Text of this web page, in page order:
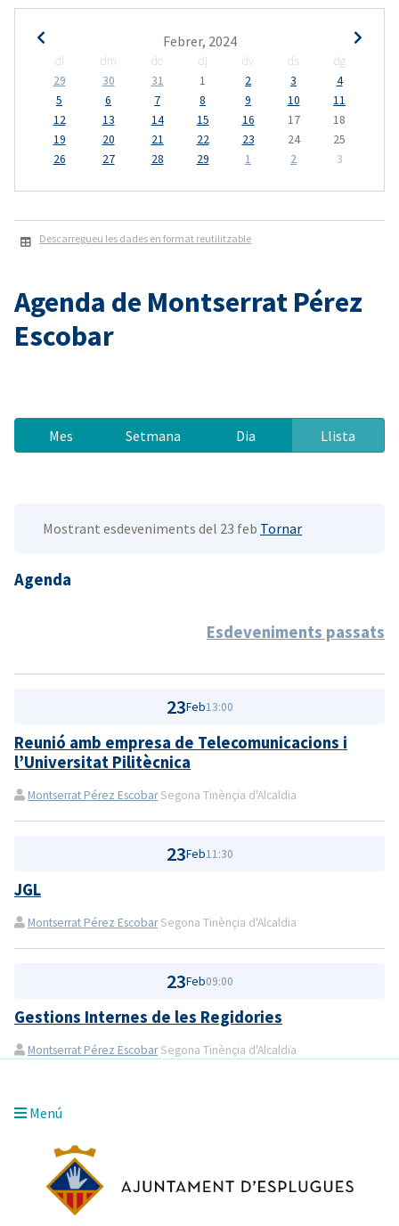
Febrer, 2024
dl dm dc dj dv ds
dg
29
30 31 1 2 3
4
5
6 7 8 9 10
11
12
13 14 15 16 17
18
19
20 21 22 23 24
25
26
27 28 29 1 2 3
Descarregueu les dades en format reutilitzable
Agenda de Montserrat Pérez
Escobar
Mes Setmana Dia Llista
Mostrant esdeveniments del 23 feb Tornar
Agenda
Esdeveniments passats
23Feb13:00
Reunió amb empresa de Telecomunicacions i
l’Universitat Pilitècnica
Montserrat Pérez EscobarSegona Tinènçia d'Alcaldia
23Feb11:30
JGL
Montserrat Pérez EscobarSegona Tinènçia d'Alcaldia
23Feb09:00
Gestions Internes de les Regidories
Montserrat Pérez EscobarSegona Tinènçia d'Alcaldia
Menú